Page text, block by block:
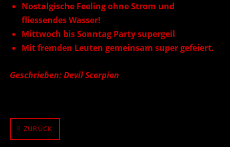
Nostalgische Feeling ohne Strom und
fliessendes Wasser!
Mittwoch bis Sonntag Party supergeil
Mit fremden Leuten gemeinsam super gefeiert.
Geschrieben: Devil Scorpion
ZURÜCK